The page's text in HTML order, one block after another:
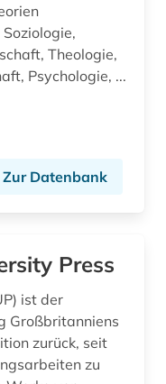
Theologie,
Psychologie, ...
Zur Datenbank
Press
ist der
Großbritanniens
zurück, seit
zu